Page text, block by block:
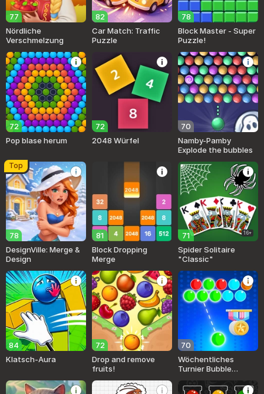
77
Nördliche
Verschmelzung
82
Car Match: Traffic
Puzzle
78
Block Master - Super
Puzzle!
72
Pop blase herum
72
2048 Würfel
70
Namby-Pamby
Explode the bubbles
78
Top
DesignVille: Merge &
Design
81
Block Dropping
Merge
71 16+
Spider Solitaire
"Classic"
84
Klatsch-Aura
72
Drop and remove
fruits!
70
Wöchentliches
Turnier Bubble